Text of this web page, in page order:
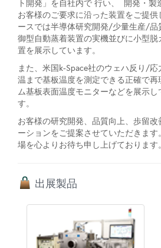
ト開発」を自社内で 行い、 開発・製
お客様のご要求に沿った装置をご提
ースでは半導体研究開発/少量生産/品
御型自動蒸着装置の実機並びに小型
置を展示しています。
また、米国k-Space社のウェハ反り/
温まで基板温度を測定できる正確で再
ム基板表面温度モニターなどを展示し
お客様の研究開発、品質向上、歩留改
ーションをご提案させていただきま
場を心よりお待ち申し上げております。
出展製品